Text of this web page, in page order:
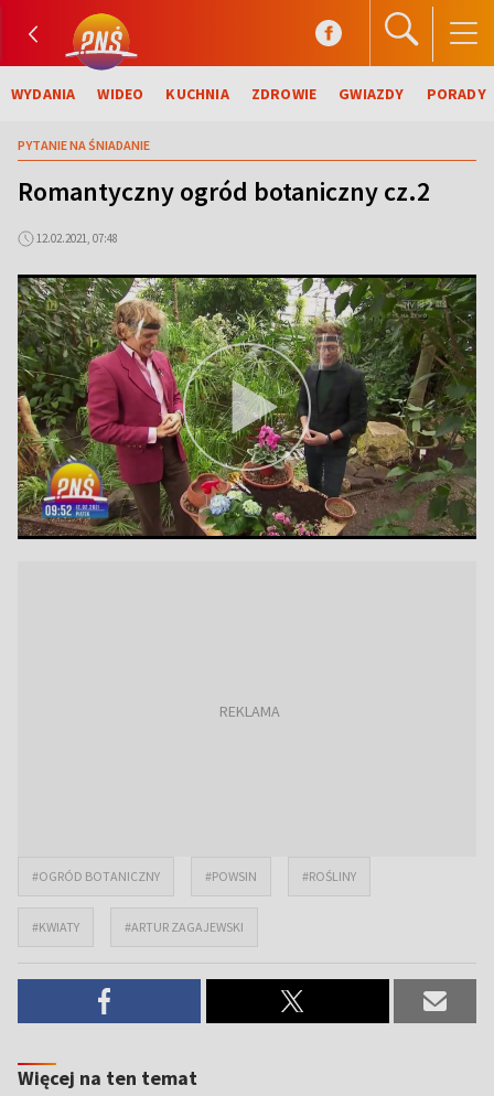
WYDANIA WIDEO KUCHNIA ZDROWIE GWIAZDY PORADY
PYTANIE NA ŚNIADANIE
Romantyczny ogród botaniczny cz.2
12.02.2021, 07:48
#OGRÓD BOTANICZNY #POWSIN #ROŚLINY
#KWIATY #ARTUR ZAGAJEWSKI
Więcej na ten temat